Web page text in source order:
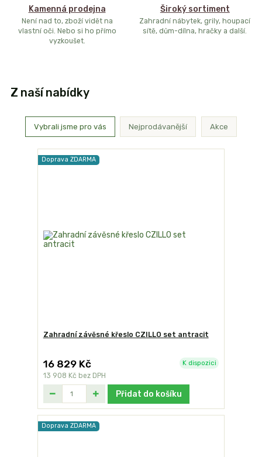
Kamenná prodejna
Není nad to, zboží vidět na
vlastní oči. Nebo si ho přímo
vyzkoušet.
Široký sortiment
Zahradní nábytek, grily, houpací
sítě, dům-dílna, hračky a další.
Z naší nabídky
Vybrali jsme pro vás Nejprodávanější Akce
Doprava ZDARMA
Zahradní závěsné křeslo CZILLO set antracit
16 829 Kč
13 908 Kč bez DPH
K dispozici
Přidat do košíku
Doprava ZDARMA